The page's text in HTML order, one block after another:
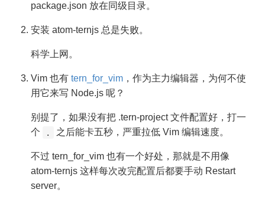
package.json 放在同级目录。
安装 atom-ternjs 总是失败。
科学上网。
Vim 也有 tern_for_vim ，作为主力编辑器，为何不使
用它来写 Node.js 呢？
别提了，如果没有把 .tern-project 文件配置好，打一
个
. 之后能卡五秒，严重拉低 Vim 编辑速度。
不过 tern_for_vim 也有一个好处，那就是不用像
atom-ternjs 这样每次改完配置后都要手动 Restart
server。